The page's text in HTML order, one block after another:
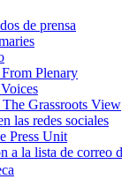
de prensa
Plenary
The Grassroots View
las redes sociales
Press Unit
a la lista de correo